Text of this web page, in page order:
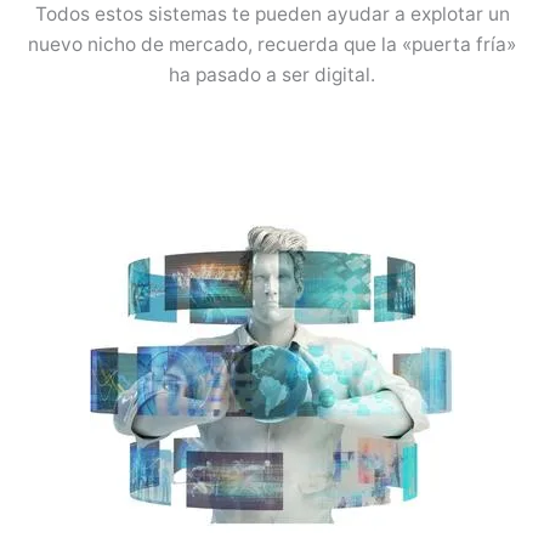
Todos estos sistemas te pueden ayudar a explotar un
nuevo nicho de mercado, recuerda que la «puerta fría»
ha pasado a ser digital.